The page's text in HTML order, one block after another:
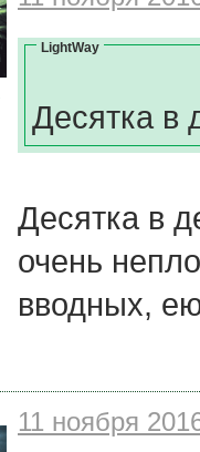
LightWay
Десятка в
Десятка в
очень
вводных,
11 ноября